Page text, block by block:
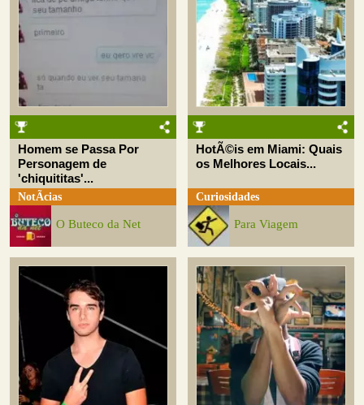
Homem se Passa Por
Personagem de
'chiquititas'...
NotÃ­cias
O Buteco da Net
HotÃ©is em Miami: Quais
os Melhores Locais...
Curiosidades
Para Viagem